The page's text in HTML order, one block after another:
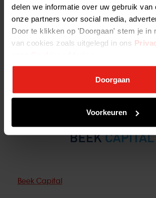
delen we informatie over uw gebruik van
onze partners voor social media,
Door te klikken op 'Doorgaan' stem je in
van cookies zoals uitgelegd in ons
Doorgaan
Voorkeuren
BB Capital Investments
Beek Capital